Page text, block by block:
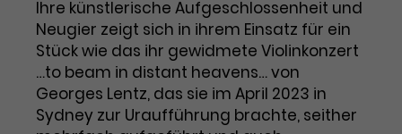
Benutzer*in wiedererkannt werden,
und es wird Zugang zu
geschützten Bereichen gewährt.
Name cookie_optin
Laufzeit 2 Jahre
Dieses Cookie wird von Google
Analytics installiert. Das Cookie
wird verwendet, um
Besucher*innen-, Sitzungs- und
Marketing
Diese Gruppe beinhaltet alle Scripte, die es uns
ermöglichen die Leistung unserer
Werbekampagnen zu analysieren und
Conversions zu messen. Außerdem helfen sie
uns dabei Werbeanzeigen und Inhalte besser auf
die Interessen unserer Nutzer abzustimmen.
Ihre künstlerische Aufgeschlossenheit und
Neugier zeigt sich in ihrem Einsatz für ein
Stück wie das ihr gewidmete Violinkonzert
…to beam in distant heavens… von
Georges Lentz, das sie im April 2023 in
Sydney zur Uraufführung brachte, seither